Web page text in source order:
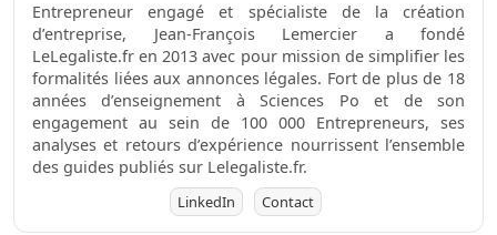
Entrepreneur engagé et spécialiste de la création
d’entreprise, Jean-François Lemercier a fondé
LeLegaliste.fr en 2013 avec pour mission de simplifier les
formalités liées aux annonces légales. Fort de plus de 18
années d’enseignement à Sciences Po et de son
engagement au sein de 100 000 Entrepreneurs, ses
analyses et retours d’expérience nourrissent l’ensemble
des guides publiés sur Lelegaliste.fr.
LinkedIn Contact